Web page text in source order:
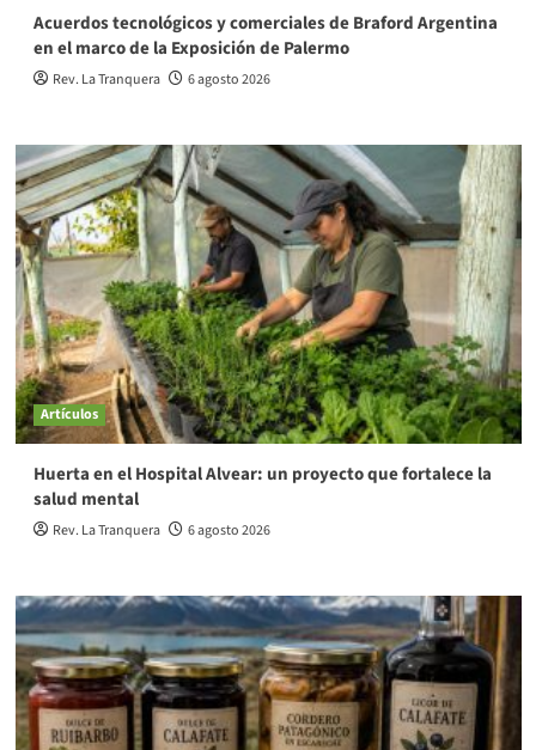
Acuerdos tecnológicos y comerciales de Braford Argentina
en el marco de la Exposición de Palermo
Rev. La Tranquera 6 agosto 2026
Artículos
Huerta en el Hospital Alvear: un proyecto que fortalece la
salud mental
Rev. La Tranquera 6 agosto 2026